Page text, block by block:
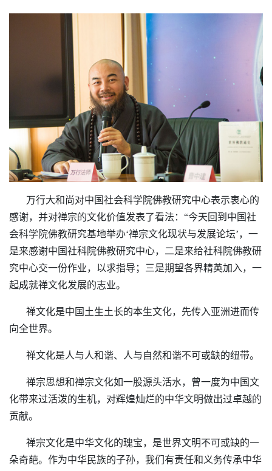
万行大和尚对中国社会科学院佛教研究中心表示衷心的
感谢，并对禅宗的文化价值发表了看法： “今天回到中国社
会科学院佛教研究基地举办‘禅宗文化现状与发展论坛’，一
是来感谢中国社科院佛教研究中心，二是来给社科院佛教研
究中心交一份作业，以求指导；三是期望各界精英加入，一
起成就禅文化发展的志业。
向全世界。
禅文化是人与人和谐、人与自然和谐不可或缺的纽带。
禅宗思想和禅宗文化如一股源头活水，曾一度为中国文
化带来过活泼的生机， 对辉煌灿烂的中华文明做出过卓越的
贡献。
禅宗文化是中华文化的瑰宝，是世界文明不可或缺的一
朵奇葩。作为中华民族的子孙，我们有责任和义务传承中华